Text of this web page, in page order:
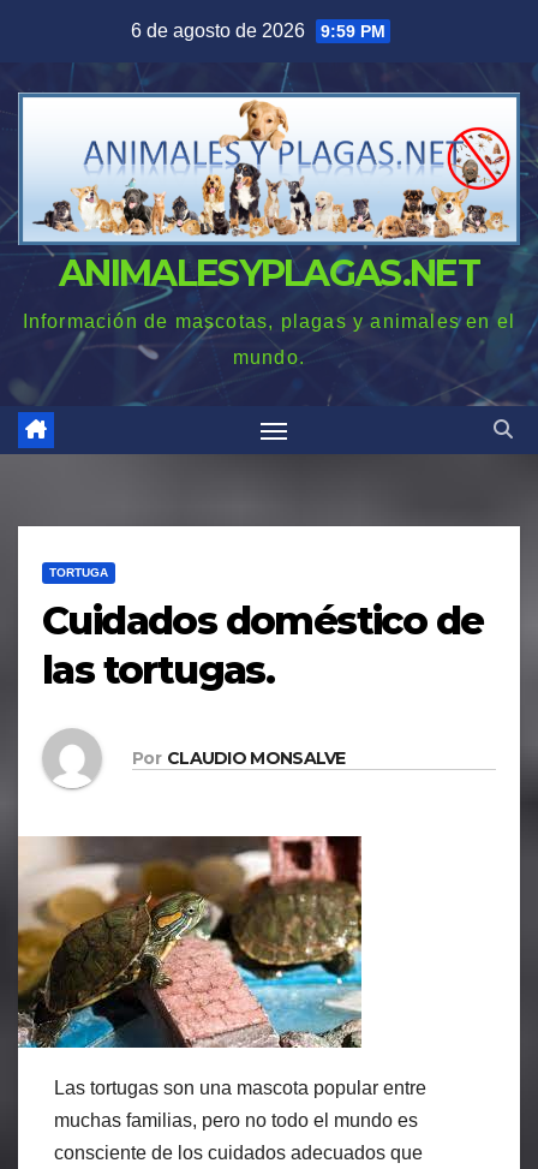
contenido
6 de agosto de 2026 9:59 PM
ANIMALESYPLAGAS.NET
Información de mascotas, plagas y animales en el
mundo.
TORTUGA
Cuidados doméstico de
las tortugas.
Por CLAUDIO MONSALVE
Las tortugas son una mascota popular entre
muchas familias, pero no todo el mundo es
consciente de los cuidados adecuados que